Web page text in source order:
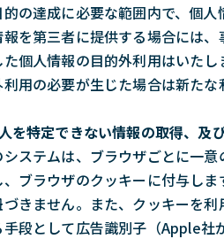
の達成に必要な範囲内で、個人
を第三者に提供する場合には、
個人情報の目的外利用はいたし
利用の必要が生じた場合は新た
を特定できない情報の取得、及
システムは、ブラウザごとに一
、ブラウザのクッキーに付与し
づきません。また、クッキーを
手段として広告識別子（Apple